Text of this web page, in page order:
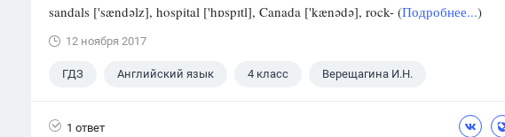
sandals ['sændəlz], hospital ['hɒspɪtl], Canada ['kænədə], rock- (Подробнее...)
12 ноября 2017
ГДЗ Английский язык 4 класс Верещагина И.Н.
1 ответ